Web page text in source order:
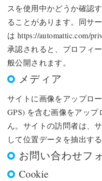
スを使用中かどうか確認
ることがあります。同サ
は https://automattic.com/
承認されると、プロフィ
般公開されます。
メディア
サイトに画像をアップロ
GPS) を含む画像をアッ
ん。サイトの訪問者は、
して位置データを抽出す
お問い合わせフ
Cookie